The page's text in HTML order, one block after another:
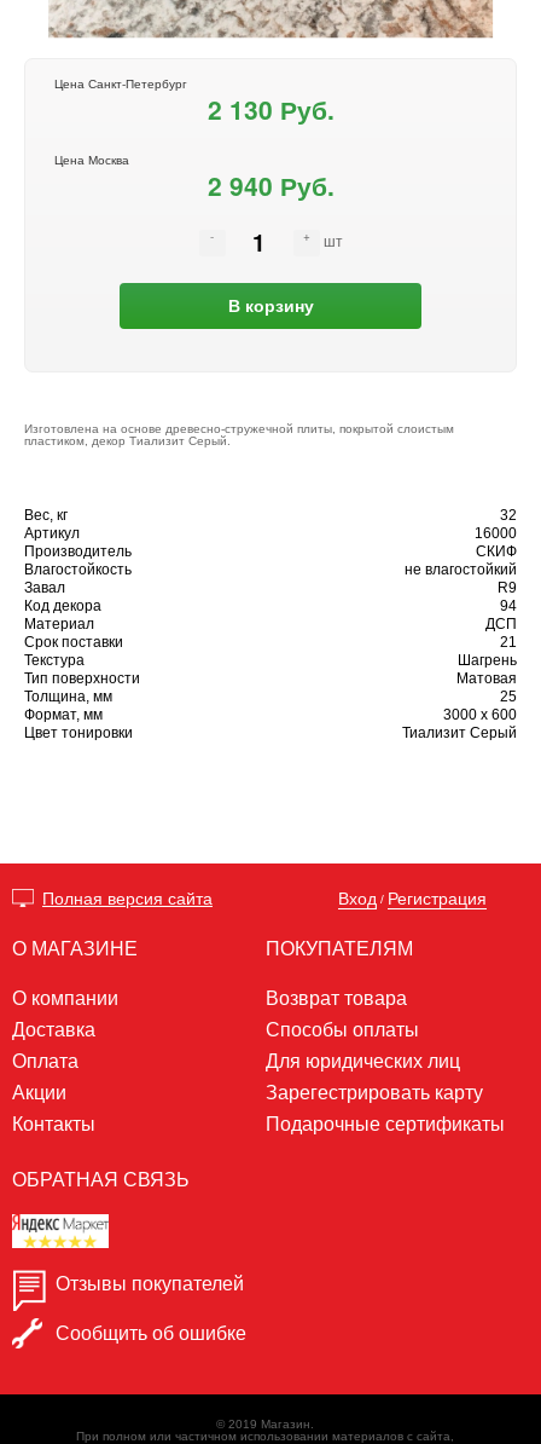
Цена Санкт-Петербург
2 130 Руб.
Цена Москва
2 940 Руб.
шт
В корзину
Изготовлена на основе древесно-стружечной плиты, покрытой слоистым
пластиком, декор Тиализит Серый.
Вес, кг
32
Артикул
16000
Производитель
СКИФ
Влагостойкость
не влагостойкий
Завал
R9
Код декора
94
Материал
ДСП
Срок поставки
21
Текстура
Шагрень
Тип поверхности
Матовая
Толщина, мм
25
Формат, мм
3000 х 600
Цвет тонировки
Тиализит Серый
Полная версия сайта Вход / Регистрация
О МАГАЗИНЕ
О компании
Доставка
Оплата
Акции
Контакты
ПОКУПАТЕЛЯМ
Возврат товара
Способы оплаты
Для юридических лиц
Зарегестрировать карту
Подарочные сертификаты
ОБРАТНАЯ СВЯЗЬ
Отзывы покупателей
Сообщить об ошибке
© 2019 Магазин.
При полном или частичном использовании материалов с сайта,